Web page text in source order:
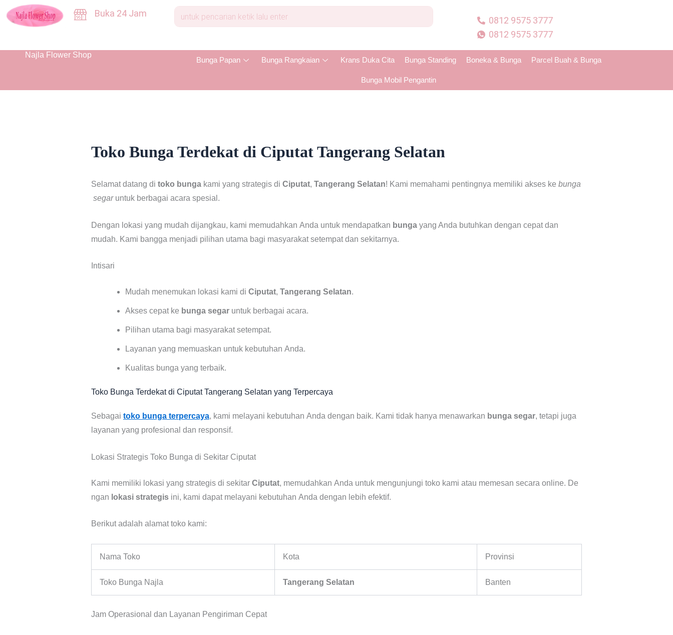
Skip
Buka 24 Jam
0812 9575 3777
0812 9575 3777
Najla Flower Shop
Bunga Papan Bunga Rangkaian Krans Duka Cita Bunga Standing Boneka & Bunga Parcel Buah & Bunga
Bunga Mobil Pengantin
Toko Bunga Terdekat di Ciputat Tangerang Selatan
Selamat datang di toko bunga kami yang strategis di Ciputat, Tangerang Selatan! Kami memahami pentingnya memiliki akses ke bunga
segaruntuk berbagai acara spesial.
Dengan lokasi yang mudah dijangkau, kami memudahkan Anda untuk mendapatkan bunga yang Anda butuhkan dengan cepat dan
mudah. Kami bangga menjadi pilihan utama bagi masyarakat setempat dan sekitarnya.
Intisari
Mudah menemukan lokasi kami di Ciputat, Tangerang Selatan.
Akses cepat ke bunga segar untuk berbagai acara.
Pilihan utama bagi masyarakat setempat.
Layanan yang memuaskan untuk kebutuhan Anda.
Kualitas bunga yang terbaik.
Toko Bunga Terdekat di Ciputat Tangerang Selatan yang Terpercaya
Sebagai toko bunga terpercaya, kami melayani kebutuhan Anda dengan baik. Kami tidak hanya menawarkan bunga segar, tetapi juga
layanan yang profesional dan responsif.
Lokasi Strategis Toko Bunga di Sekitar Ciputat
Kami memiliki lokasi yang strategis di sekitar Ciputat, memudahkan Anda untuk mengunjungi toko kami atau memesan secara online. De
ngan lokasi strategis ini, kami dapat melayani kebutuhan Anda dengan lebih efektif.
Berikut adalah alamat toko kami:
Nama Toko Kota Provinsi
Toko Bunga Najla Tangerang Selatan Banten
Jam Operasional dan Layanan Pengiriman Cepat